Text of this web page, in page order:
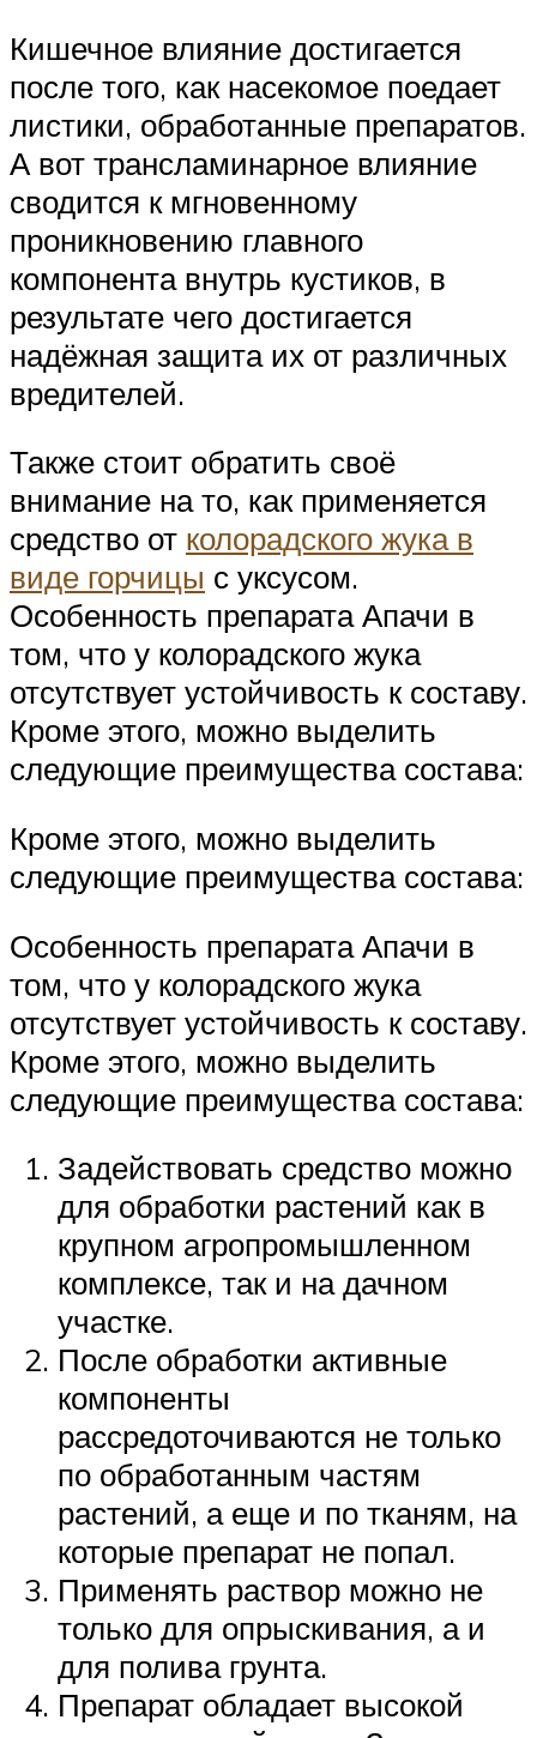
Кишечное влияние достигается
после того, как насекомое поедает
листики, обработанные препаратов.
А вот трансламинарное влияние
сводится к мгновенному
проникновению главного
компонента внутрь кустиков, в
результате чего достигается
надёжная защита их от различных
вредителей.
Также стоит обратить своё
внимание на то, как применяется
средство от колорадского жука в
виде горчицы с уксусом.
Особенность препарата Апачи в
том, что у колорадского жука
отсутствует устойчивость к составу.
Кроме этого, можно выделить
следующие преимущества состава:
Кроме этого, можно выделить
следующие преимущества состава:
Особенность препарата Апачи в
том, что у колорадского жука
отсутствует устойчивость к составу.
Кроме этого, можно выделить
следующие преимущества состава:
Задействовать средство можно
для обработки растений как в
крупном агропромышленном
комплексе, так и на дачном
участке.
После обработки активные
компоненты
рассредоточиваются не только
по обработанным частям
растений, а еще и по тканям, на
которые препарат не попал.
Применять раствор можно не
только для опрыскивания, а и
для полива грунта.
Препарат обладает высокой